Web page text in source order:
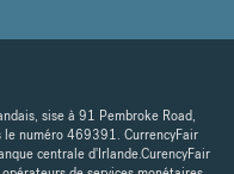
sise à 91 Pembroke Road,
le numéro 469391. CurrencyFair
centrale d'Irlande.CurencyFair